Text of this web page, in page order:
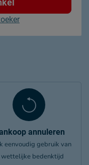
annuleren
eenvoudig gebruik van
wettelijke bedenktijd